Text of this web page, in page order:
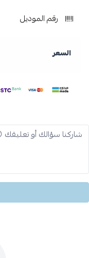
رقم الموديل
السعر